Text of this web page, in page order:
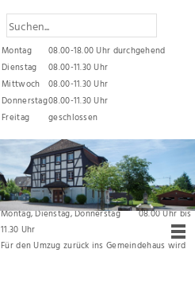
Montag
08.00-18.00 Uhr durchgehend
Dienstag
08.00-11.30 Uhr
Mittwoch
08.00-11.30 Uhr
Donnerstag08.00-11.30 Uhr
Freitag
geschlossen
Reduzierte Öffnungszeiten während den
Sommerferien
vom 06. Juli 2026 bis und mit 31. Juli 2026 gelten
folgende Öffnungszeiten:
Montag, Dienstag, Donnerstag 08.00 Uhr bis
11.30 Uhr
Für den Umzug zurück ins Gemeindehaus wird